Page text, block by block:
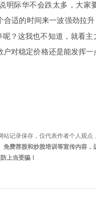
明际华不会跌太多，大家
合适的时间来一波强劲拉
？这我也不知道，就看
对稳定价格还是能发挥
站记录保存，仅代表作者个人观
免费荐股和炒股培训等宣传内容
上当受骗！